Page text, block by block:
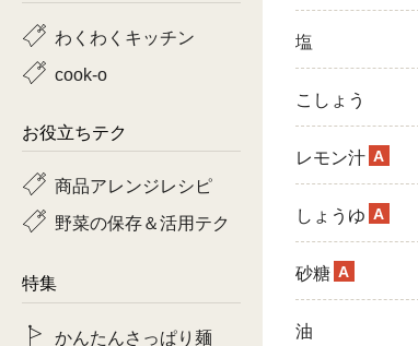
塩
こしょう
レモン汁 A
しょうゆ A
砂糖 A
油
わくわくキッチン
cook-o
お役立ちテク
商品アレンジレシピ
野菜の保存＆活用テク
特集
かんたんさっぱり麺